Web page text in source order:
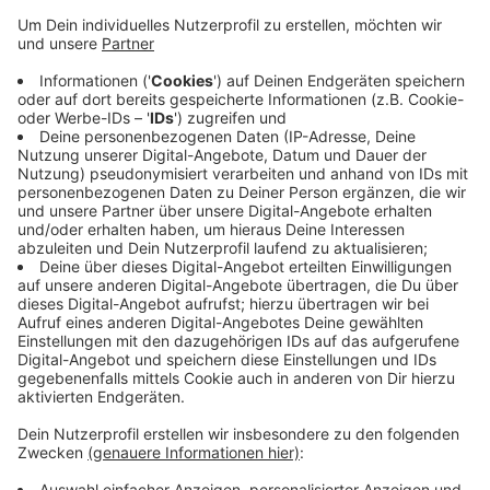
Die Kultusminister der Länder beraten heute bei einer
Konferenz darüber, wie es im nächsten Schuljahr
aussehen soll. Geplant ist es, die Schulen nach den
Sommerferien komplett wieder zu öffnen.
Lehrergewerkschaften im Kreis sind gespannt, wie
genau der Normalbetrieb funktionieren soll. Bei einem
Normalbetrieb seien mindestens freiwillige Tests bei
Schülern und Lehrern nötig, fordert die Gewerkschaft
Erziehung und Wissenschaft für den Kreis. Zudem
müsse ein Notfallplan her, wie im Ernstall eines
Corona-Ausbruchs zu verfahren ist.
Anzeige